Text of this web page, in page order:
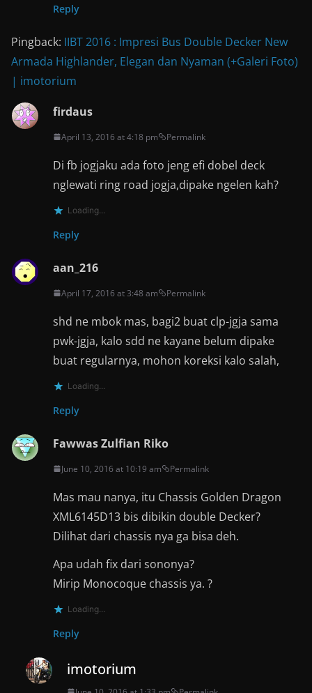
Reply
Pingback: IIBT 2016 : Impresi Bus Double Decker New
Armada Highlander, Elegan dan Nyaman (+Galeri Foto)
| imotorium
firdaus
April 13, 2016 at 4:18 pm Permalink
Di fb jogjaku ada foto jeng efi dobel deck
nglewati ring road jogja,dipake ngelen kah?
Loading...
Reply
aan_216
April 17, 2016 at 3:48 am Permalink
shd ne mbok mas, bagi2 buat clp-jgja sama
pwk-jgja, kalo sdd ne kayane belum dipake
buat regularnya, mohon koreksi kalo salah,
Loading...
Reply
Fawwas Zulfian Riko
June 10, 2016 at 10:19 am Permalink
Mas mau nanya, itu Chassis Golden Dragon
XML6145D13 bis dibikin double Decker?
Dilihat dari chassis nya ga bisa deh.
Apa udah fix dari sononya?
Mirip Monocoque chassis ya. ?
Loading...
Reply
imotorium